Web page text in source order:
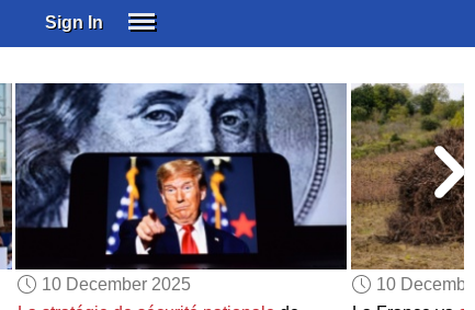
Sign In
SUBSCRIBE
EDUCATIONAL LICENSES
GIFT CARDS
OTHER LANGUAGES
ABOUT US
ALEXA
ADJUST COLORS
10 December 2025
10